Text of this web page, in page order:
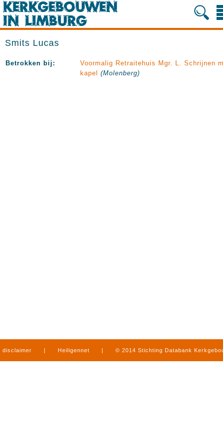
Smits Lucas
Betrokken bij:
Voormalig Retraitehuis Mgr. L. Schrijnen
kapel
(Molenberg)
disclaimer | Heiligennet | © 2014 Stichting Databank